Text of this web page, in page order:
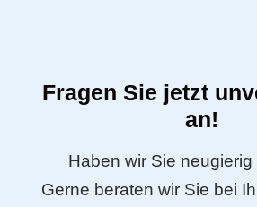
Fragen Sie jetzt
an!
Haben wir Sie
Gerne beraten wir Sie bei